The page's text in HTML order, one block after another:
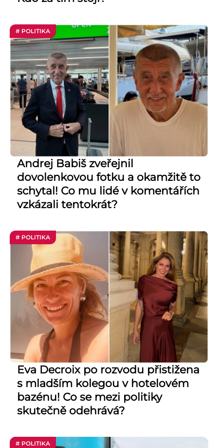
# POLITIKA
Andrej Babiš zveřejnil
dovolenkovou fotku a okamžitě to
schytal! Co mu lidé v komentářích
vzkázali tentokrát?
# POLITIKA
Eva Decroix po rozvodu přistižena
s mladším kolegou v hotelovém
bazénu! Co se mezi politiky
skutečně odehrává?
# POLITIKA